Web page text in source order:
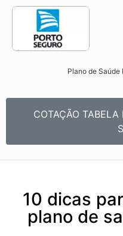
Plano de Saúde
COTAÇÃO
10 dicas
plano de